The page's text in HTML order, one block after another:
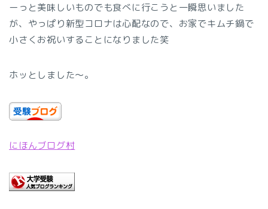
ーっと美味しいものでも食べに行こうと一瞬思いました
が、やっぱり新型コロナは心配なので、お家でキムチ鍋で
小さくお祝いすることになりました笑
ホッとしました〜。
にほんブログ村